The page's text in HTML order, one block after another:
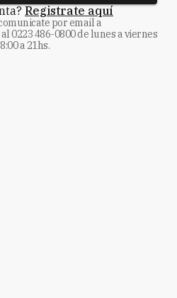
Registrate aquí
por email a
al0223 486-0800de lunes a viernes
a 21hs.